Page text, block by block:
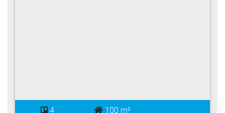
4 100 m²